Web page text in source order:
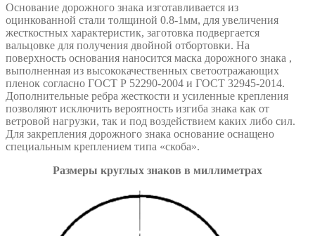
Основание дорожного знака изготавливается из
оцинкованной стали толщиной 0.8-1мм, для увеличения
жесткостных характеристик, заготовка подвергается
вальцовке для получения двойной отбортовки. На
поверхность основания наносится маска дорожного знака ,
выполненная из высококачественных светоотражающих
пленок согласно ГОСТ Р 52290-2004 и ГОСТ 32945-2014.
Дополнительные ребра жесткости и усиленные крепления
позволяют исключить вероятность изгиба знака как от
ветровой нагрузки, так и под воздействием каких либо сил.
Для закрепления дорожного знака основание оснащено
специальным креплением типа «скоба».
Размеры круглых знаков в миллиметрах